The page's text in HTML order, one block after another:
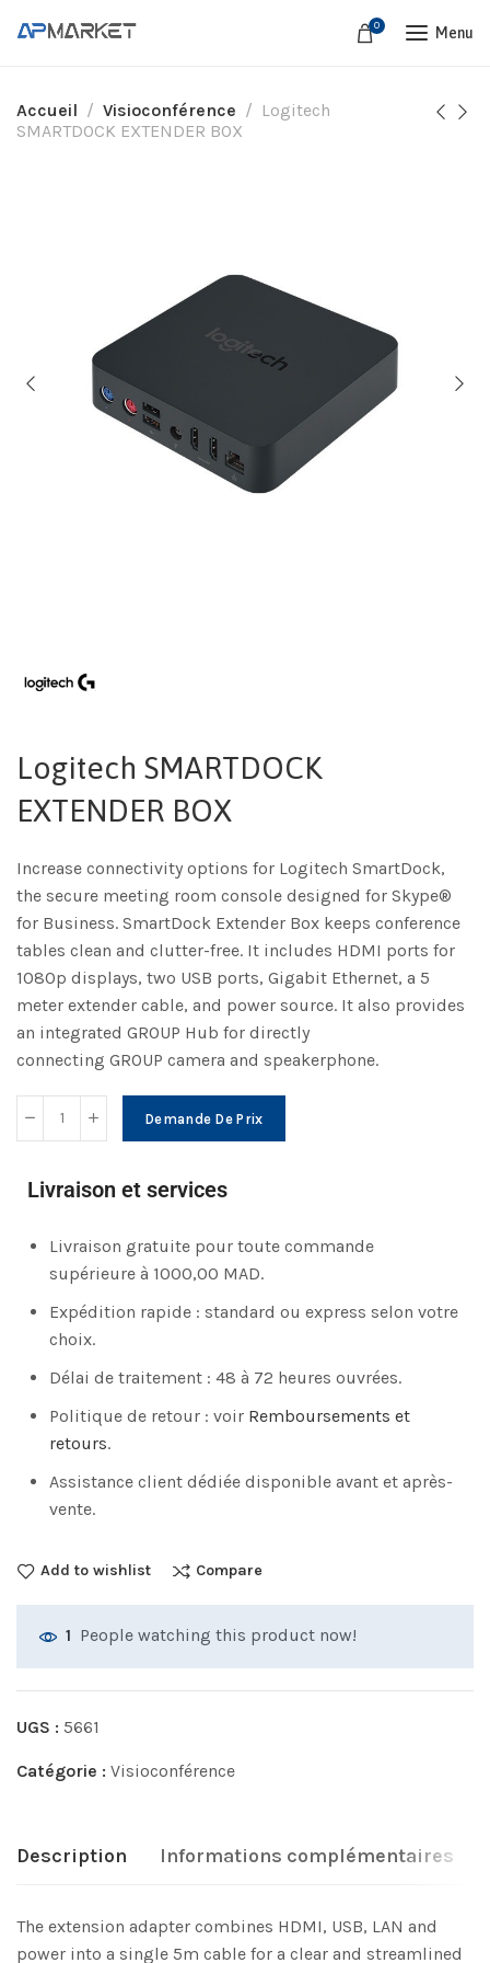
0 Menu
Accueil Visioconférence
Logitech
SMARTDOCK EXTENDER BOX
Logitech SMARTDOCK
EXTENDER BOX
Increase connectivity options for Logitech SmartDock,
the secure meeting room console designed for Skype®
for Business. SmartDock Extender Box keeps conference
tables clean and clutter-free. It includes HDMI ports for
1080p displays, two USB ports, Gigabit Ethernet, a 5
meter extender cable, and power source. It also provides
an integrated GROUP Hub for directly
connecting GROUP camera and speakerphone.
Demande De Prix
Livraison et services
Livraison gratuite pour toute commande
supérieure à 1000,00 MAD.
Expédition rapide : standard ou express selon votre
choix.
Délai de traitement : 48 à 72 heures ouvrées.
Politique de retour : voir Remboursements et
retours.
Assistance client dédiée disponible avant et après-
vente.
Add to wishlist Compare
1 People watching this product now!
UGS : 5661
Catégorie : Visioconférence
Description Informations complémentaires
The extension adapter combines HDMI, USB, LAN and
power into a single 5m cable for a clear and streamlined